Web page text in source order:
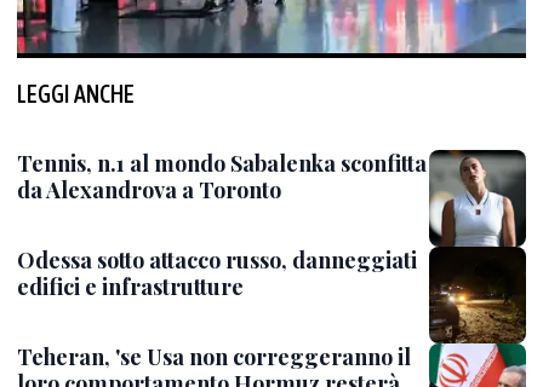
LEGGI ANCHE
Tennis, n.1 al mondo Sabalenka sconfitta
da Alexandrova a Toronto
Odessa sotto attacco russo, danneggiati
edifici e infrastrutture
Teheran, 'se Usa non correggeranno il